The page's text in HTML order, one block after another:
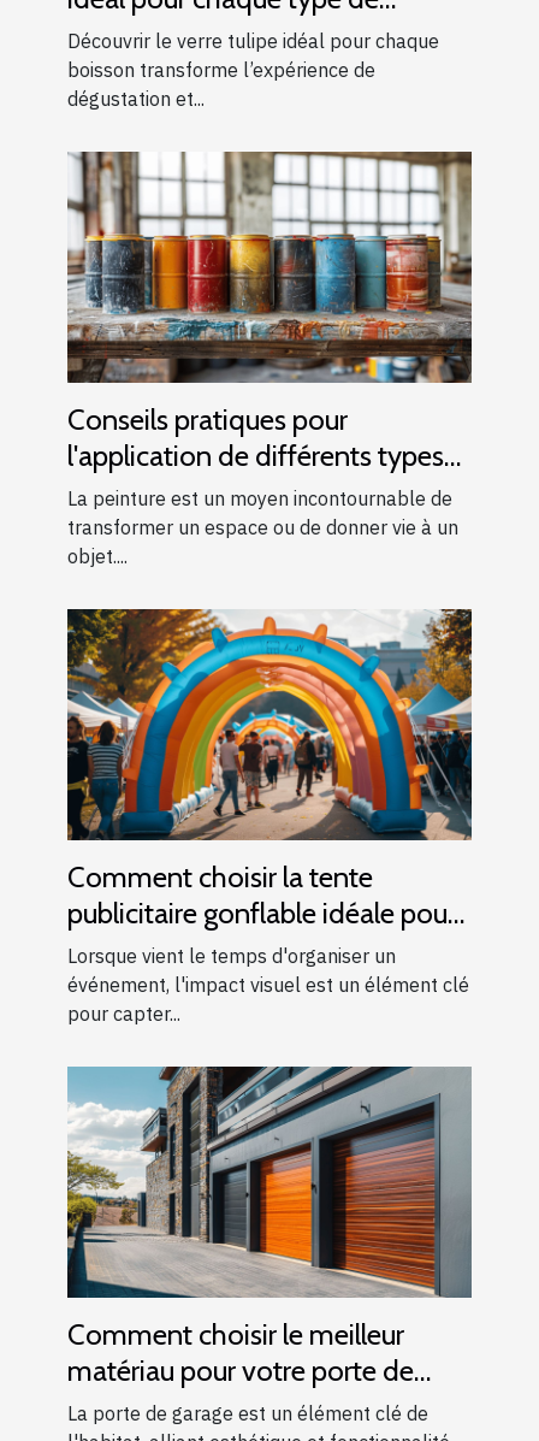
boisson ?
Découvrir le verre tulipe idéal pour chaque
boisson transforme l’expérience de
dégustation et...
Conseils pratiques pour
l'application de différents types
de peintures
La peinture est un moyen incontournable de
transformer un espace ou de donner vie à un
objet....
Comment choisir la tente
publicitaire gonflable idéale pour
vos événements
Lorsque vient le temps d'organiser un
événement, l'impact visuel est un élément clé
pour capter...
Comment choisir le meilleur
matériau pour votre porte de
garage
La porte de garage est un élément clé de